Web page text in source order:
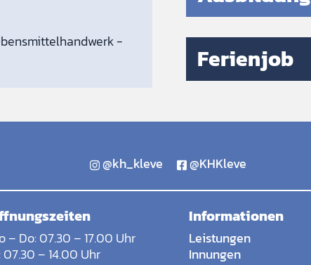
-
Ferienjob
@kh_kleve @KHKleve
– Do: 07.30 – 17.00 Uhr
07.30 – 14.00 Uhr
Informationen
Leistungen
Innungen